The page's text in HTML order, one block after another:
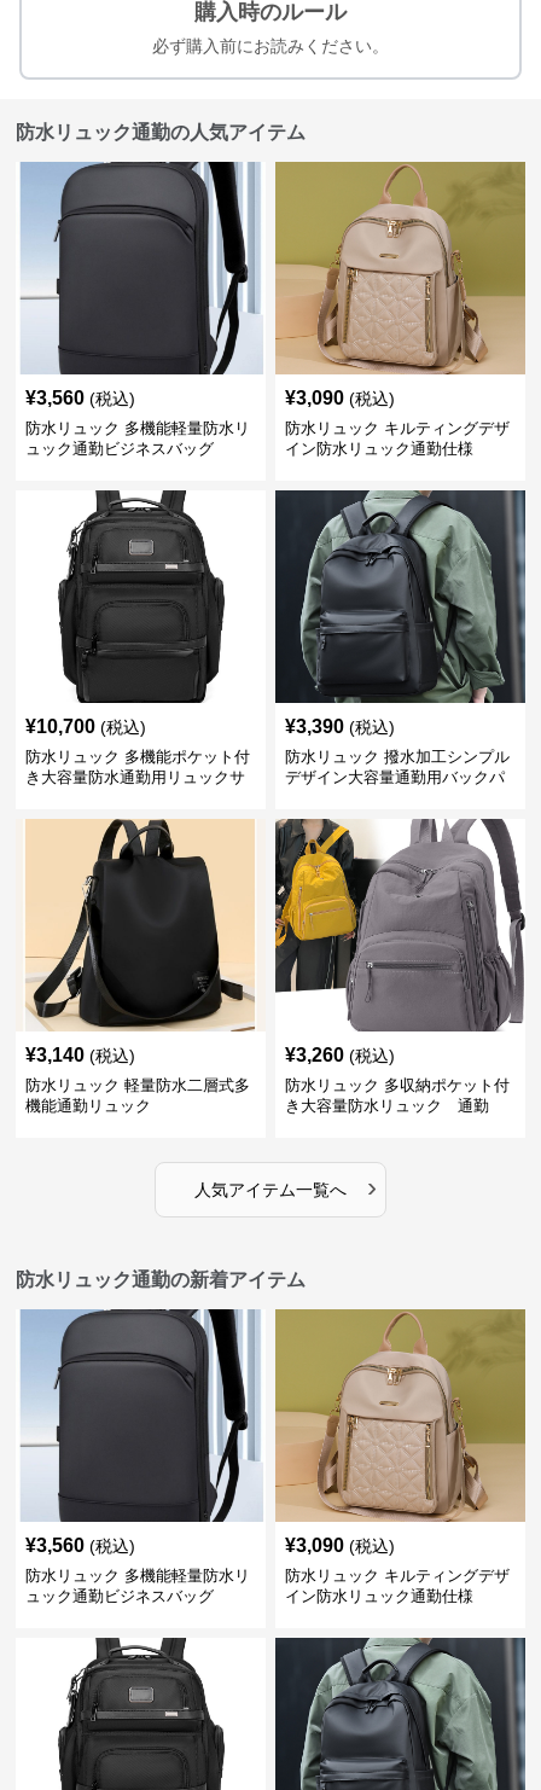
購入時のルール
必ず購入前にお読みください。
防水リュック通勤の人気アイテム
¥3,560 (税込)
防水リュック 多機能軽量防水リ
ュック通勤ビジネスバッグ
¥3,090 (税込)
防水リュック キルティングデザ
イン防水リュック通勤仕様
¥10,700 (税込)
防水リュック 多機能ポケット付
き大容量防水通勤用リュックサ
¥3,390 (税込)
防水リュック 撥水加工シンプル
デザイン大容量通勤用バックパ
¥3,140 (税込)
防水リュック 軽量防水二層式多
機能通勤リュック
¥3,260 (税込)
防水リュック 多収納ポケット付
き大容量防水リュック 通勤
人気アイテム一覧へ ›
防水リュック通勤の新着アイテム
¥3,560 (税込)
防水リュック 多機能軽量防水リ
ュック通勤ビジネスバッグ
¥3,090 (税込)
防水リュック キルティングデザ
イン防水リュック通勤仕様